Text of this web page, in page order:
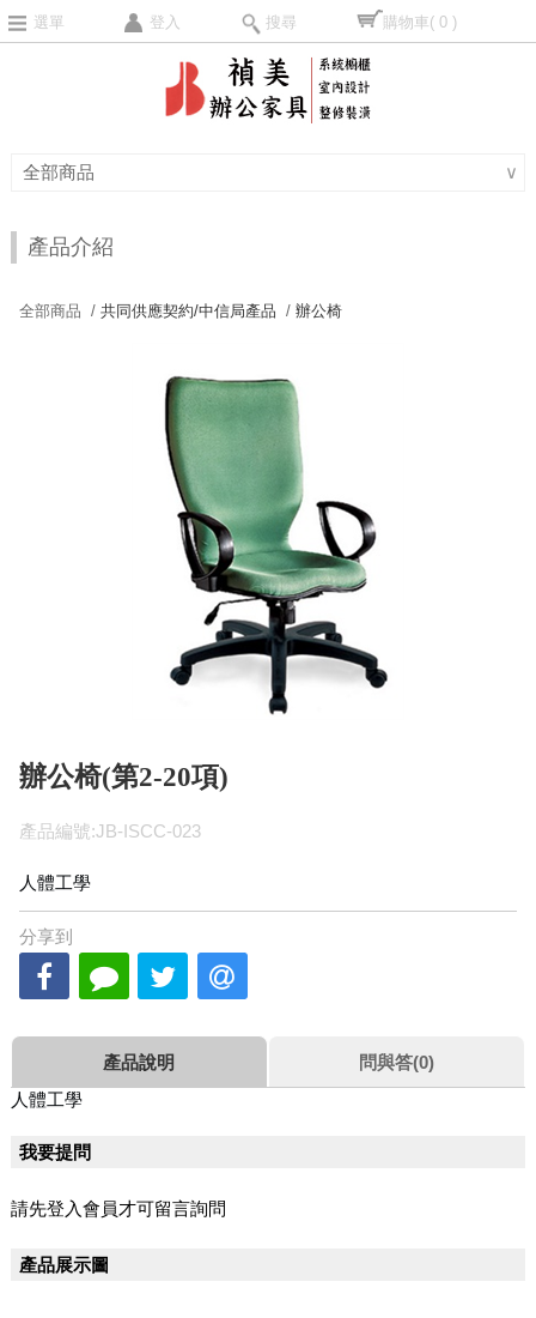
選單 登入 搜尋 購物車( 0 )
全部商品 ∨
產品介紹
全部商品 /共同供應契約/中信局產品 /辦公椅
辦公椅(第2-20項)
產品編號:JB-ISCC-023
人體工學
分享到
產品說明
問與答(0)
人體工學
我要提問
請先登入會員才可留言詢問
產品展示圖